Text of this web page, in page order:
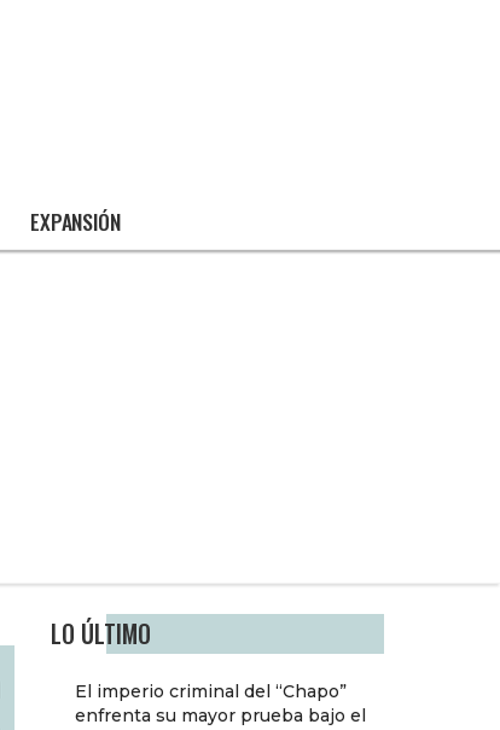
EXPANSIÓN
LO ÚLTIMO
El imperio criminal del “Chapo”
enfrenta su mayor prueba bajo el